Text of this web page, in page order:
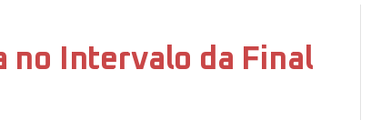
no Intervalo da Final